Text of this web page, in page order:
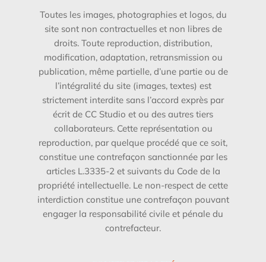
Toutes les images, photographies et logos, du
site sont non contractuelles et non libres de
droits. Toute reproduction, distribution,
modification, adaptation, retransmission ou
publication, même partielle, d’une partie ou de
l’intégralité du site (images, textes) est
strictement interdite sans l’accord exprès par
écrit de CC Studio et ou des autres tiers
collaborateurs. Cette représentation ou
reproduction, par quelque procédé que ce soit,
constitue une contrefaçon sanctionnée par les
articles L.3335-2 et suivants du Code de la
propriété intellectuelle. Le non-respect de cette
interdiction constitue une contrefaçon pouvant
engager la responsabilité civile et pénale du
contrefacteur.